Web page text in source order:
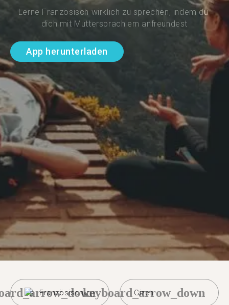
Lerne Französisch wirklich zu sprechen, indem du
dich mit Muttersprachlern anfreundest
App herunterladen
Französisch Gizeh
keyboard_arrow_down